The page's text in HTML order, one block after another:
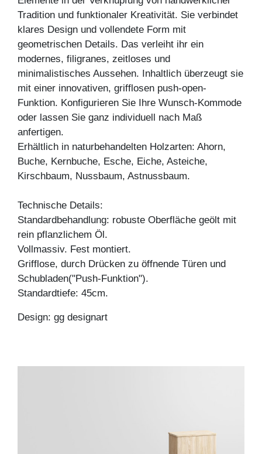
Tradition und funktionaler Kreativität. Sie verbindet
klares Design und vollendete Form mit
geometrischen Details. Das verleiht ihr ein
modernes, filigranes, zeitloses und
minimalistisches Aussehen. Inhaltlich überzeugt sie
mit einer innovativen, grifflosen push-open-
Funktion. Konfigurieren Sie Ihre Wunsch-Kommode
oder lassen Sie ganz individuell nach Maß
anfertigen.
Erhältlich in naturbehandelten Holzarten: Ahorn,
Buche, Kernbuche, Esche, Eiche, Asteiche,
Kirschbaum, Nussbaum, Astnussbaum.
Technische Details:
Standardbehandlung: robuste Oberfläche geölt mit
rein pflanzlichem Öl.
Vollmassiv. Fest montiert.
Grifflose, durch Drücken zu öffnende Türen und
Schubladen("Push-Funktion").
Standardtiefe: 45cm.
Design: gg designart